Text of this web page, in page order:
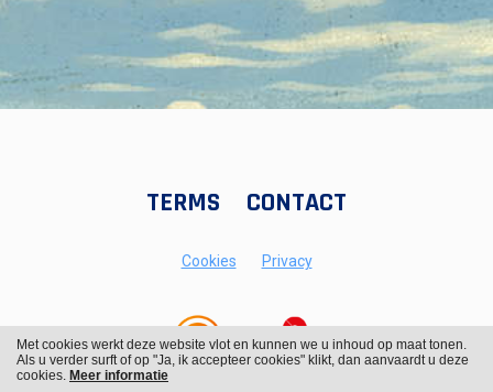
TERMS CONTACT
Cookies Privacy
Met cookies werkt deze website vlot en kunnen we u inhoud op maat tonen.
Als u verder surft of op "Ja, ik accepteer cookies" klikt, dan aanvaardt u deze
cookies. Meer informatie